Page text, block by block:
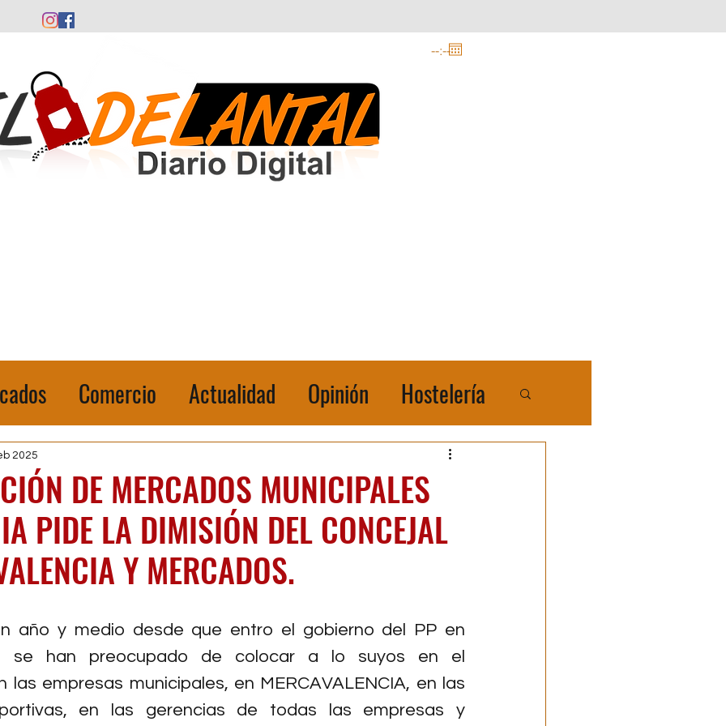
Comercio Actualidad Opinión Hostelería
DE MERCADOS MUNICIPALES
PIDE LA DIMISIÓN DEL CONCEJAL
Y MERCADOS.
2025
año y medio desde que entro el gobierno del PP en
se han preocupado de colocar a lo suyos en el
las empresas municipales, en MERCAVALENCIA, en las
en las gerencias de todas las empresas y